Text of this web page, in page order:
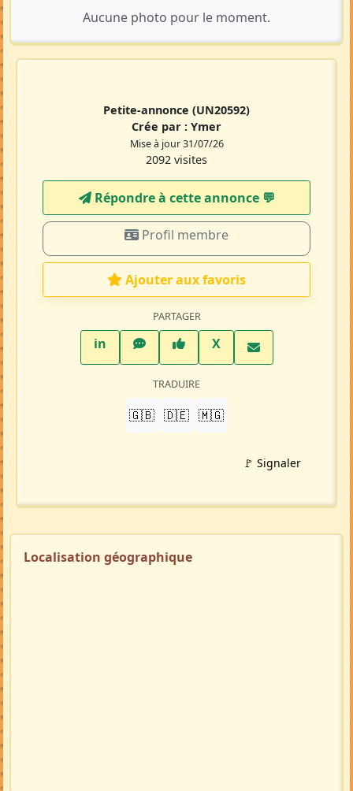
Aucune photo pour le moment.
Petite-annonce (UN20592)
Crée par : Ymer
Mise à jour 31/07/26
2092 visites
Répondre à cette annonce 💬​
Profil membre
Ajouter aux favoris
PARTAGER
inLinkedInWhatsAppFacebook
XTwitter X
TRADUIRE
🇬🇧 🇩🇪 🇲🇬
🚩 Signaler
Localisation géographique